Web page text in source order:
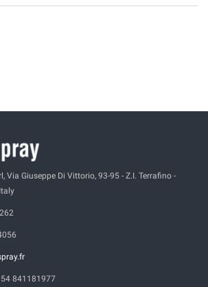
Via Giuseppe Di Vittorio, 93-95 - Z.I. Terrafino -
54 841181977